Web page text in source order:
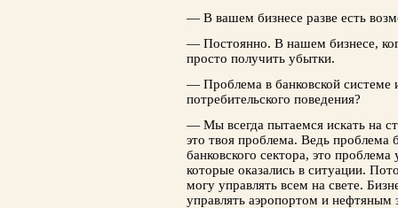
— В вашем бизнесе разве есть
— Постоянно. В нашем бизнесе,
просто получить убытки.
— Проблема в банковской системе
потребительского поведения?
— Мы всегда пытаемся искать на
это твоя проблема. Ведь проблема
банковского сектора, это
которые оказались в ситуации.
могу управлять всем на свете.
управлять аэропортом и нефтяным